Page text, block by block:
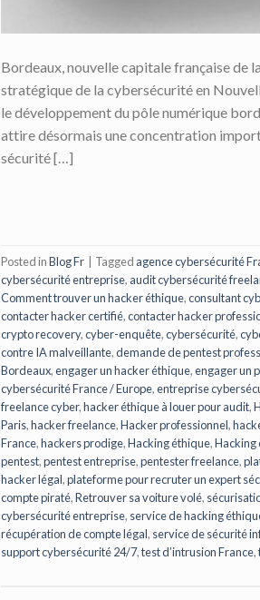
Bordeaux, nouvelle capitale française de
stratégique de la cybersécurité en
le développement du pôle numérique
attire désormais une concentration
sécurité […]
Posted inBlog Fr Tagged agence cybersécurité
cybersécurité entreprise, audit cybersécurité
Comment trouver un hacker éthique,consultant
contacter hacker certifié,contacter hacker
crypto recovery,cyber-enquête,cybersécurité,
contre IA malveillante,demande de pentest
Bordeaux,engager un hacker éthique,engager un
cybersécurité France / Europe,entreprise
freelance cyber,hacker éthique à louer pour audit,
Paris,hacker freelance,Hacker professionnel,
France,hackers prodige,Hacking éthique,Hacking
pentest,pentest entreprise,pentester freelance,
hacker légal,plateforme pour recruter un expert
compte piraté,Retrouver sa voiture volé,
cybersécurité entreprise, service de hacking
récupération de compte légal, service de sécurité
support cybersécurité 24/7,test d’intrusion France,